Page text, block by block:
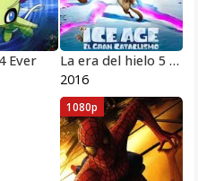
Ever La era del hielo 5 Choque de mundos
2016
1080p